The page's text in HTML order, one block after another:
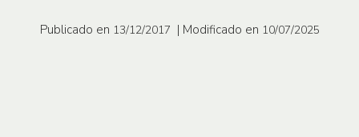
Publicado en 13/12/2017 | Modificado en 10/07/2025